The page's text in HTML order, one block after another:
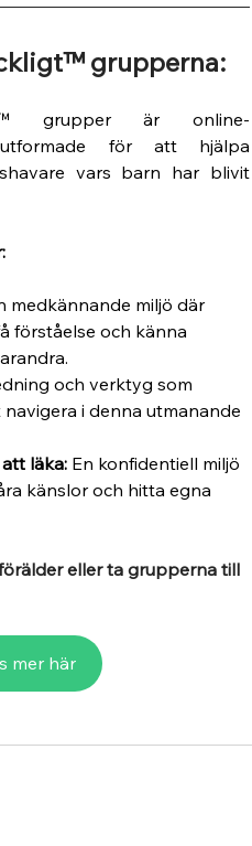
grupperna:
grupper är online-
utformade för att hjälpa
vars barn har blivit
medkännande miljö där
förståelse och känna
och verktyg som
i denna utmanande
läka: En konfidentiell miljö
känslor och hitta egna
eller ta grupperna till
mer här